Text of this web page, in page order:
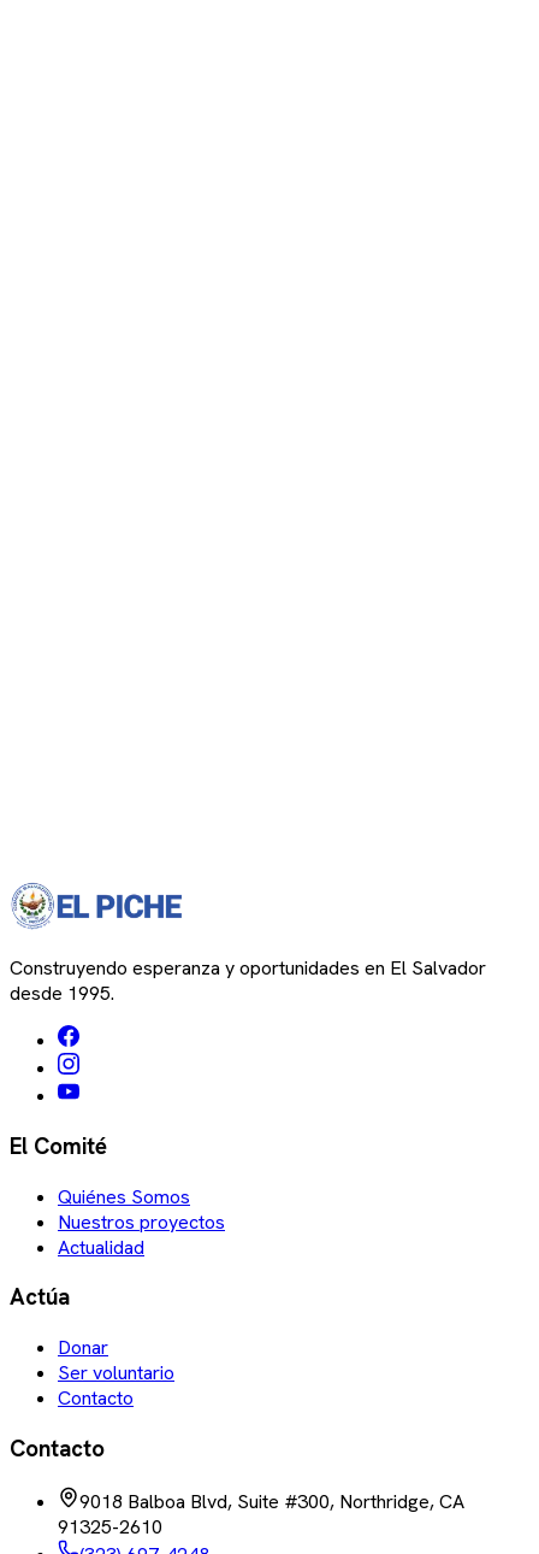
Construyendo esperanza y oportunidades en El Salvador
desde 1995.
El Comité
Quiénes Somos
Nuestros proyectos
Actualidad
Actúa
Donar
Ser voluntario
Contacto
Contacto
9018 Balboa Blvd, Suite #300, Northridge, CA
91325-2610